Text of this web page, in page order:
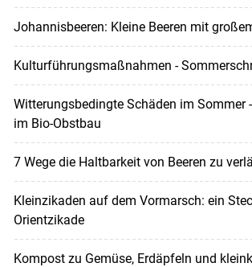
Johannisbeeren: Kleine Beeren mit
Kulturführungsmaßnahmen -
Witterungsbedingte Schäden im Sommer
im Bio-Obstbau
7 Wege die Haltbarkeit von Beeren zu
Kleinzikaden auf dem Vormarsch: ein
Orientzikade
Kompost zu Gemüse, Erdäpfeln und